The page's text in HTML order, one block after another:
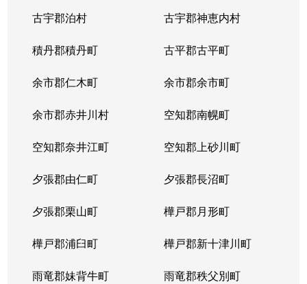
古宇郡泊村 古宇郡神恵内村
積丹郡積丹町 古平郡古平町
余市郡仁木町 余市郡余市町
余市郡赤井川村 空知郡南幌町
空知郡奈井江町 空知郡上砂川町
夕張郡由仁町 夕張郡長沼町
夕張郡栗山町 樺戸郡月形町
樺戸郡浦臼町 樺戸郡新十津川町
雨竜郡妹背牛町 雨竜郡秩父別町